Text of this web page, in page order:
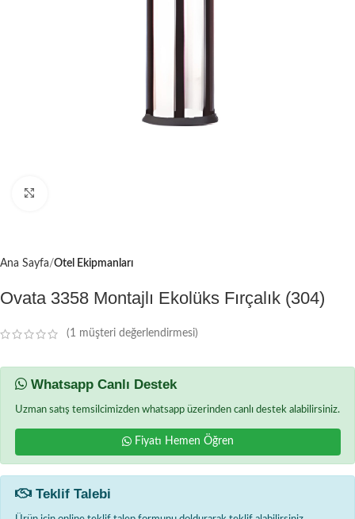
Ana Sayfa Otel Ekipmanları
Ovata 3358 Montajlı Ekolüks Fırçalık (304)
(1 müşteri değerlendirmesi)
Whatsapp Canlı Destek
Uzman satış temsilcimizden whatsapp üzerinden canlı destek alabilirsiniz.
Fiyatı Hemen Öğren
Teklif Talebi